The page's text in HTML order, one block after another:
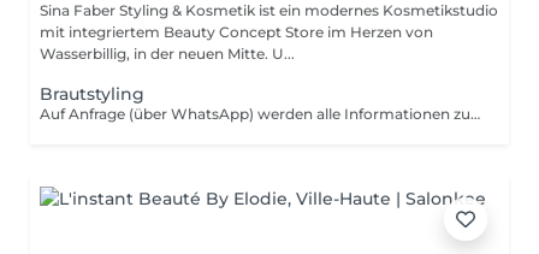
Sina Faber Styling & Kosmetik ist ein modernes Kosmetikstudio
mit integriertem Beauty Concept Store im Herzen von
Wasserbillig, in der neuen Mitte. U...
Brautstyling
Auf Anfrage (über WhatsApp) werden alle Informationen zu einem Brautstyling zugesendet!